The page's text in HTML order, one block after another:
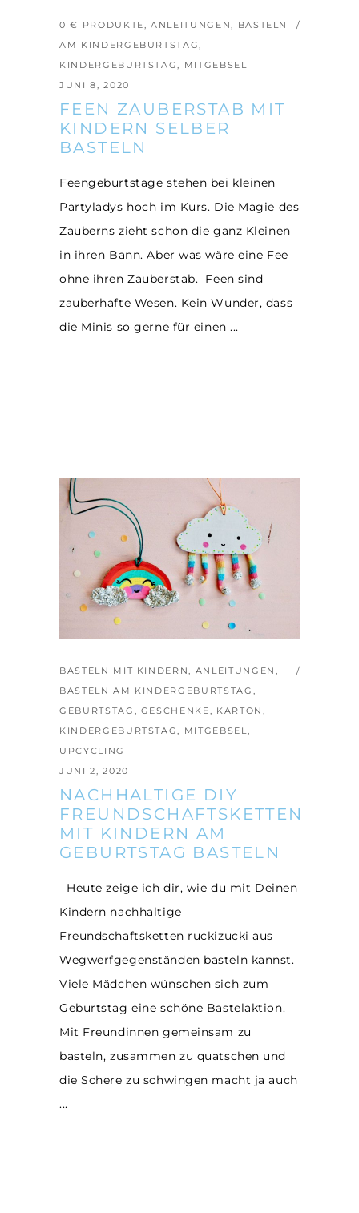
0 € PRODUKTE,ANLEITUNGEN, BASTELN
AM KINDERGEBURTSTAG,
KINDERGEBURTSTAG, MITGEBSEL
JUNI 8, 2020
FEEN ZAUBERSTAB MIT
KINDERN SELBER
BASTELN
Feengeburtstage stehen bei kleinen
Partyladys hoch im Kurs. Die Magie des
Zauberns zieht schon die ganz Kleinen
in ihren Bann. Aber was wäre eine Fee
ohne ihren Zauberstab. Feen sind
zauberhafte Wesen. Kein Wunder, dass
die Minis so gerne für einen
BASTELN MIT KINDERN, ANLEITUNGEN ,
BASTELN AM KINDERGEBURTSTAG ,
GEBURTSTAG , GESCHENKE, KARTON ,
KINDERGEBURTSTAG, MITGEBSEL,
UPCYCLING
JUNI 2, 2020
NACHHALTIGE DIY
FREUNDSCHAFTSKETTEN
MIT KINDERN AM
GEBURTSTAG BASTELN
Heute zeige ich dir, wie du mit Deinen
Kindern nachhaltige
Freundschaftsketten ruckizucki aus
Wegwerfgegenständen basteln kannst.
Viele Mädchen wünschen sich zum
Geburtstag eine schöne Bastelaktion.
Mit Freundinnen gemeinsam zu
basteln, zusammen zu quatschen und
die Schere zu schwingen macht ja auch